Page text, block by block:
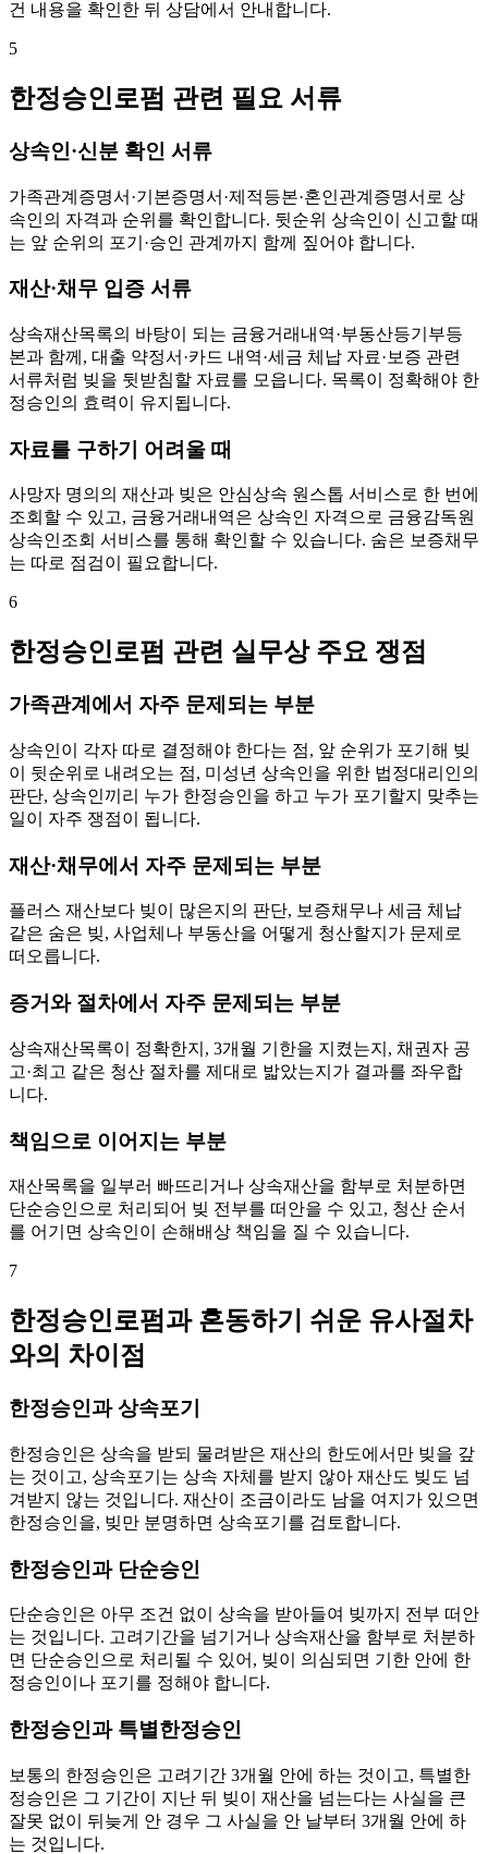
건 내용을 확인한 뒤 상담에서 안내합니다.
5
한정승인로펌 관련 필요 서류
상속인·신분 확인 서류
가족관계증명서·기본증명서·제적등본·혼인관계증명서로 상
속인의 자격과 순위를 확인합니다. 뒷순위 상속인이 신고할 때
는 앞 순위의 포기·승인 관계까지 함께 짚어야 합니다.
재산·채무 입증 서류
상속재산목록의 바탕이 되는 금융거래내역·부동산등기부등
본과 함께, 대출 약정서·카드 내역·세금 체납 자료·보증 관련
서류처럼 빚을 뒷받침할 자료를 모읍니다. 목록이 정확해야 한
정승인의 효력이 유지됩니다.
자료를 구하기 어려울 때
사망자 명의의 재산과 빚은 안심상속 원스톱 서비스로 한 번에
조회할 수 있고, 금융거래내역은 상속인 자격으로 금융감독원
상속인조회 서비스를 통해 확인할 수 있습니다. 숨은 보증채무
는 따로 점검이 필요합니다.
6
한정승인로펌 관련 실무상 주요 쟁점
가족관계에서 자주 문제되는 부분
상속인이 각자 따로 결정해야 한다는 점, 앞 순위가 포기해 빚
이 뒷순위로 내려오는 점, 미성년 상속인을 위한 법정대리인의
판단, 상속인끼리 누가 한정승인을 하고 누가 포기할지 맞추는
일이 자주 쟁점이 됩니다.
재산·채무에서 자주 문제되는 부분
플러스 재산보다 빚이 많은지의 판단, 보증채무나 세금 체납
같은 숨은 빚, 사업체나 부동산을 어떻게 청산할지가 문제로
떠오릅니다.
증거와 절차에서 자주 문제되는 부분
상속재산목록이 정확한지, 3개월 기한을 지켰는지, 채권자 공
고·최고 같은 청산 절차를 제대로 밟았는지가 결과를 좌우합
니다.
책임으로 이어지는 부분
재산목록을 일부러 빠뜨리거나 상속재산을 함부로 처분하면
단순승인으로 처리되어 빚 전부를 떠안을 수 있고, 청산 순서
를 어기면 상속인이 손해배상 책임을 질 수 있습니다.
7
한정승인로펌과 혼동하기 쉬운 유사절차
와의 차이점
한정승인과 상속포기
한정승인은 상속을 받되 물려받은 재산의 한도에서만 빚을 갚
는 것이고, 상속포기는 상속 자체를 받지 않아 재산도 빚도 넘
겨받지 않는 것입니다. 재산이 조금이라도 남을 여지가 있으면
한정승인을, 빚만 분명하면 상속포기를 검토합니다.
한정승인과 단순승인
단순승인은 아무 조건 없이 상속을 받아들여 빚까지 전부 떠안
는 것입니다. 고려기간을 넘기거나 상속재산을 함부로 처분하
면 단순승인으로 처리될 수 있어, 빚이 의심되면 기한 안에 한
정승인이나 포기를 정해야 합니다.
한정승인과 특별한정승인
보통의 한정승인은 고려기간 3개월 안에 하는 것이고, 특별한
정승인은 그 기간이 지난 뒤 빚이 재산을 넘는다는 사실을 큰
잘못 없이 뒤늦게 안 경우 그 사실을 안 날부터 3개월 안에 하
는 것입니다.